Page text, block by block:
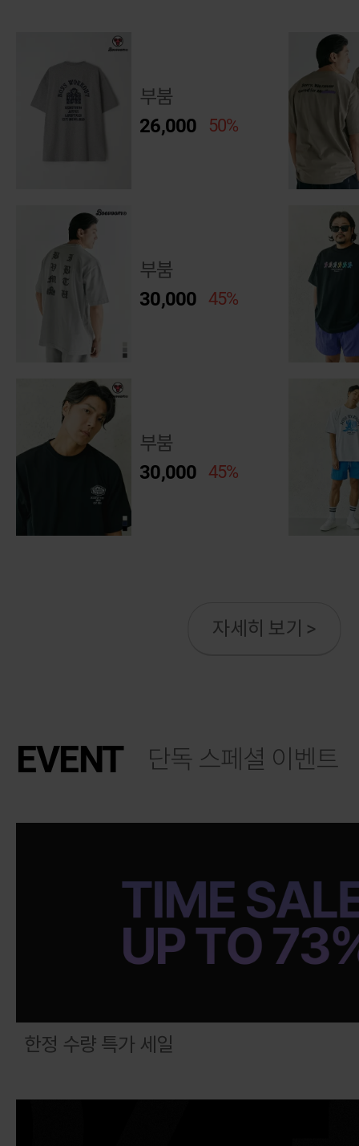
부붐
26,000
50%
부붐
30,000
45%
부붐
30,000
45%
자세히 보기 >
EVENT 단독 스페셜 이벤트
한정 수량 특가 세일